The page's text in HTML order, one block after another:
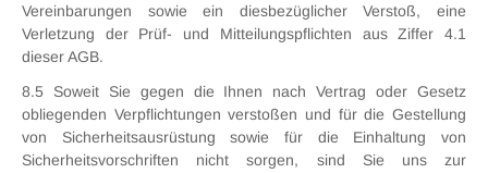
Vereinbarungen sowie ein diesbezüglicher Verstoß, eine
Verletzung der Prüf- und Mitteilungspflichten aus Ziffer 4.1
dieser AGB.
8.5 Soweit Sie gegen die Ihnen nach Vertrag oder Gesetz
obliegenden Verpflichtungen verstoßen und für die Gestellung
von Sicherheitsausrüstung sowie für die Einhaltung von
Sicherheitsvorschriften nicht sorgen, sind Sie uns zur